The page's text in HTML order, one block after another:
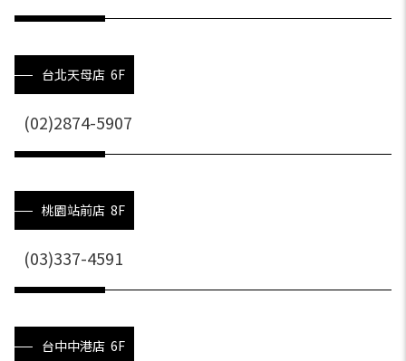
台北天母店 6F
(02)2874-5907
桃園站前店 8F
(03)337-4591
台中中港店 6F